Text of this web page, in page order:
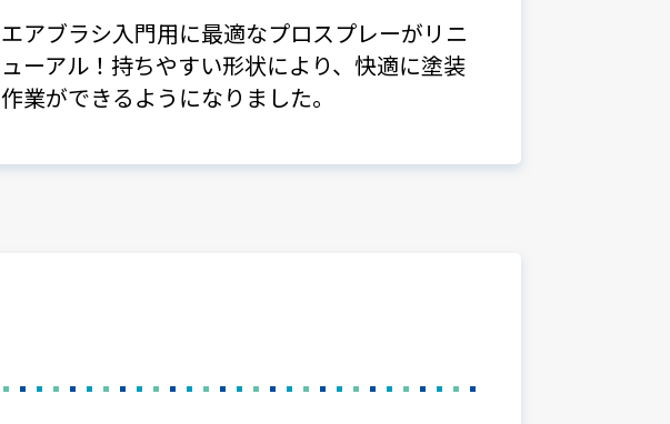
エアブラシ入門用に最適なプロスプレーがリニ
ューアル！持ちやすい形状により、快適に塗装
作業ができるようになりました。